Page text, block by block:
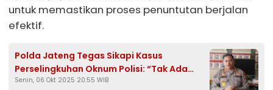
untuk memastikan proses penuntutan berjalan
efektif.
Polda Jateng Tegas Sikapi Kasus
Perselingkuhan Oknum Polisi: “Tak Ada
Ruang bagi Pelanggar Etika”
Senin, 06 Okt 2025 20:55 WIB